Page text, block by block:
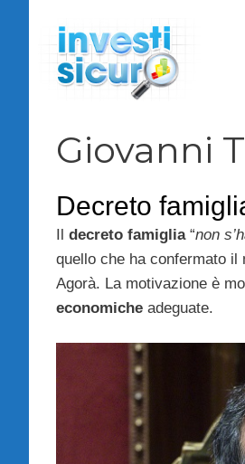
contenuto
Giovanni
Decreto
Il decreto famiglia“non
quello che ha confermato il
Agorà. La motivazione è
economiche adeguate.